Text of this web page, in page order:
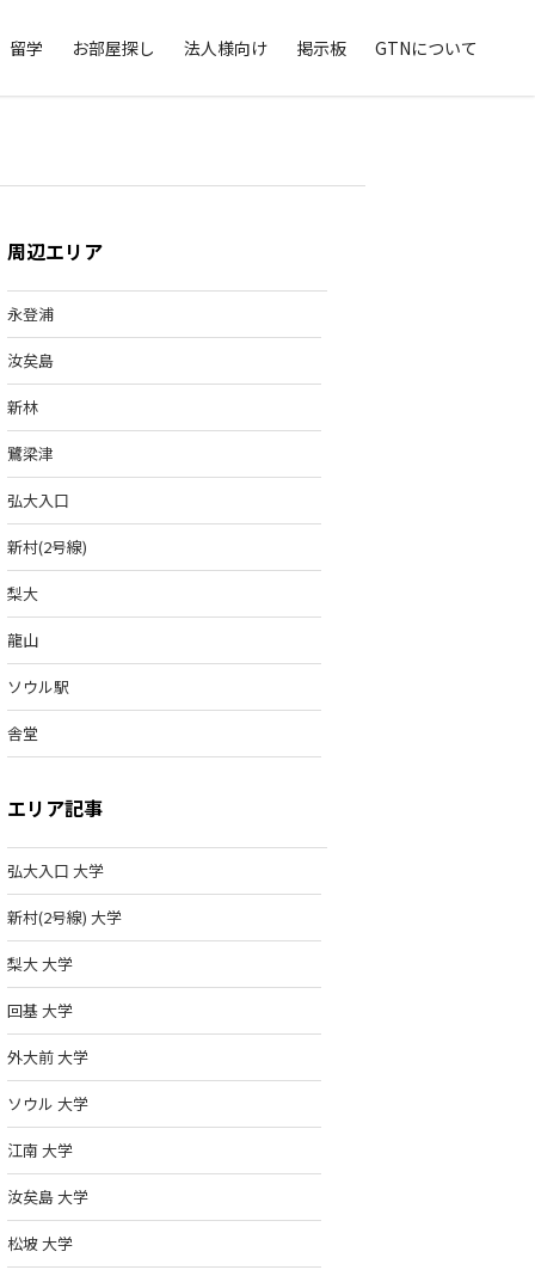
留学 お部屋探し 法人様向け 掲示板 GTNについて
周辺エリア
永登浦
汝矣島
新林
鷺梁津
弘大入口
新村(2号線)
梨大
龍山
ソウル駅
舎堂
エリア記事
弘大入口 大学
新村(2号線) 大学
梨大 大学
回基 大学
外大前 大学
ソウル 大学
江南 大学
汝矣島 大学
松坡 大学